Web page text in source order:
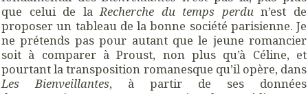
que celui de laRecherche du temps perdun’est de
proposer un tableau de la bonne société parisienne. Je
ne prétends pas pour autant que le jeune romancier
soit à comparer à Proust, non plus qu’à Céline, et
pourtant la transposition romanesque qu’il opère, dans
Les Bienveillantes, à partir de ses données